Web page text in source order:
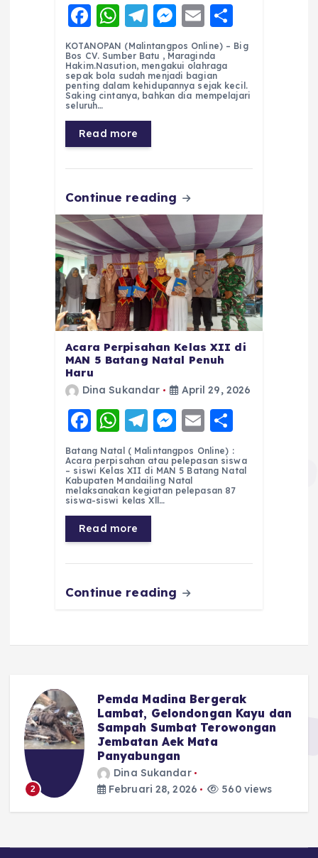
F
a
c
e
b
o
o
k
W
h
a
ts
A
p
p
T
el
e
g
r
a
m
M
e
ss
e
n
E
m
ai
l
h
a
re
KOTANOPAN (Malintangpos Online) – Big
Bos CV. Sumber Batu , Maraginda
Hakim.Nasution, mengakui olahraga
sepak bola sudah menjadi bagian
penting dalam kehidupannya sejak kecil.
Saking cintanya, bahkan dia mempelajari
seluruh…
Read more
Continue reading
Acara Perpisahan Kelas XII di
MAN 5 Batang Natal Penuh
Haru
Dina Sukandar April 29, 2026
F
a
c
e
b
o
o
W
h
a
ts
A
p
p
T
el
e
g
r
m
M
e
ss
e
er
E
m
ai
l
h
a
re
Batang Natal ( Malintangpos Online) :
Acara perpisahan atau pelepasan siswa
– siswi Kelas XII di MAN 5 Batang Natal
Kabupaten Mandailing Natal
melaksanakan kegiatan pelepasan 87
siswa-siswi kelas Xll…
Read more
Continue reading
2
Pemda Madina Bergerak
Lambat, Gelondongan Kayu dan
Sampah Sumbat Terowongan
Jembatan Aek Mata
Panyabungan
Dina Sukandar
Februari 28, 2026
560 views